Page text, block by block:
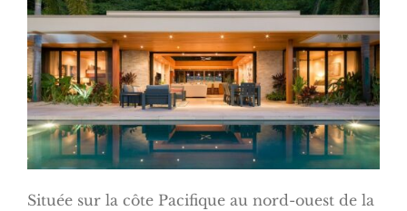
Située sur la côte Pacifique au nord-ouest de la